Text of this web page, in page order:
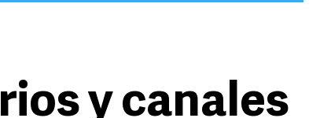
y canales